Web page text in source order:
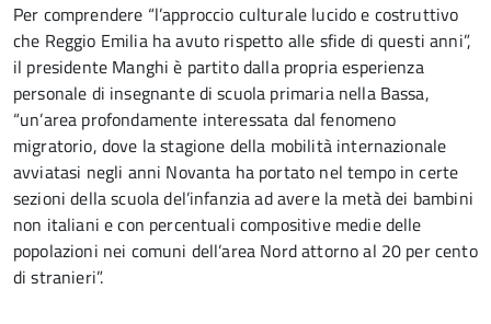
Per comprendere “l’approccio culturale lucido e costruttivo
che Reggio Emilia ha avuto rispetto alle sfide di questi anni”,
il presidente Manghi è partito dalla propria esperienza
personale di insegnante di scuola primaria nella Bassa,
“un’area profondamente interessata dal fenomeno
migratorio, dove la stagione della mobilità internazionale
avviatasi negli anni Novanta ha portato nel tempo in certe
sezioni della scuola del’infanzia ad avere la metà dei bambini
non italiani e con percentuali compositive medie delle
popolazioni nei comuni dell’area Nord attorno al 20 per cento
di stranieri”.